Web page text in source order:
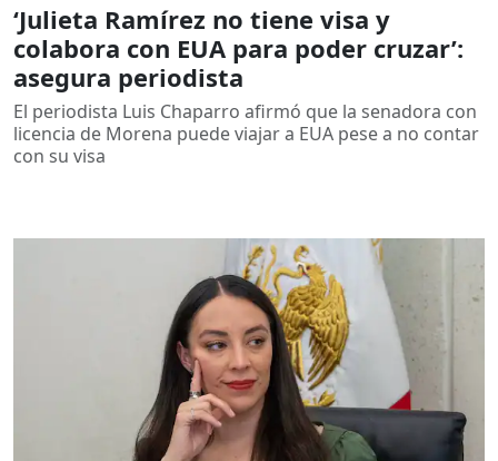
‘Julieta Ramírez no tiene visa y
colabora con EUA para poder cruzar’:
asegura periodista
El periodista Luis Chaparro afirmó que la senadora con
licencia de Morena puede viajar a EUA pese a no contar
con su visa